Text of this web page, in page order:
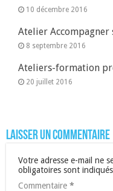
10 décembre 2016
Atelier Accompagner
8 septembre 2016
Ateliers-formation
20 juillet 2016
Laisser un commentaire
Votre adresse e-mail ne
obligatoires sont
Commentaire *